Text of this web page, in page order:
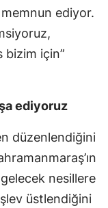
ediyor.
bizim için”
ediyoruz
düzenlendiğini
nesillere
üstlendiğini